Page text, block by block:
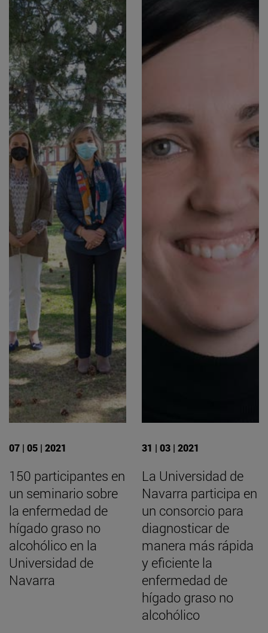
07 | 05 | 2021
150 participantes en
un seminario sobre
la enfermedad de
hígado graso no
alcohólico en la
Universidad de
Navarra
31 | 03 | 2021
La Universidad de
Navarra participa en
un consorcio para
diagnosticar de
manera más rápida
y eficiente la
enfermedad de
hígado graso no
alcohólico